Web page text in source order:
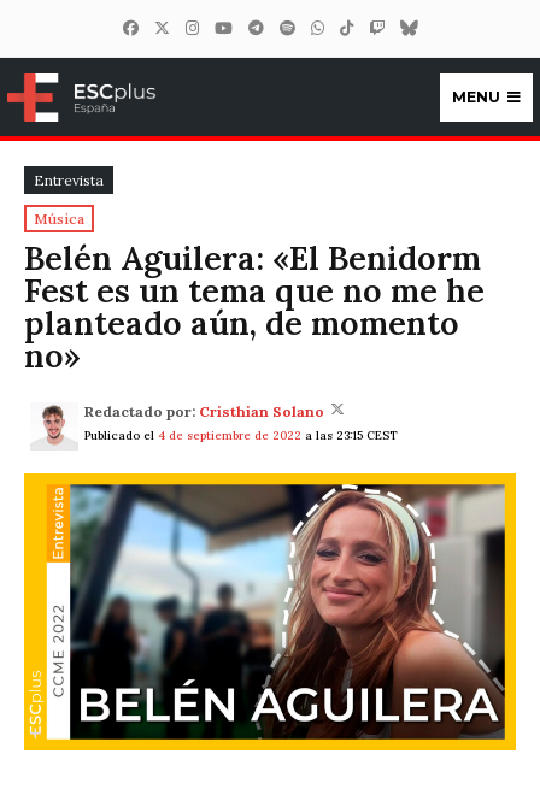
ESCplus España
MENU
Entrevista
Música
Belén Aguilera: «El Benidorm
Fest es un tema que no me he
planteado aún, de momento
no»
Redactado por: Cristhian Solano
Publicado el 4 de septiembre de 2022 a las 23:15 CEST